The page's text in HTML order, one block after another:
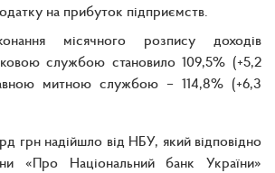
на прибуток підприємств.
місячного розпису доходів
службою становило 109,5% (+5,2
митною службою – 114,8% (+6,3
грн надійшло від НБУ, який відповідно
«Про Національний банк України»